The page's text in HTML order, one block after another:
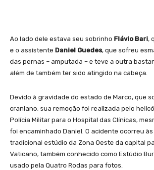
Ao lado dele estava seu sobrinho Flávio Bari,
e o assistente Daniel Guedes, que sofreu
das pernas – amputada – e teve a outra
além de também ter sido atingido na cabeça.
Devido à gravidade do estado de Marco, que
craniano, sua remoção foi realizada pelo
Polícia Militar para o Hospital das Clínicas,
foi encaminhado Daniel. O acidente ocorreu às
tradicional estúdio da Zona Oeste da capital
Vaticano, também conhecido como Estúdio
usado pela Quatro Rodas para fotos.